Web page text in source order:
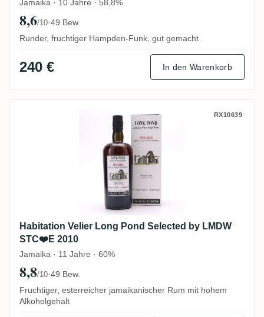
Jamaika · 10 Jahre · 58,8%
8,6/10·49 Bew.
Runder, fruchtiger Hampden-Funk, gut gemacht
240 € In den Warenkorb
Habitation Velier Long Pond Selected by
RX10639
Habitation Velier Long Pond Selected by LMDW
STC❤️E 2010
Jamaika · 11 Jahre · 60%
8,8/10·49 Bew.
Fruchtiger, esterreicher jamaikanischer Rum mit hohem
Alkoholgehalt